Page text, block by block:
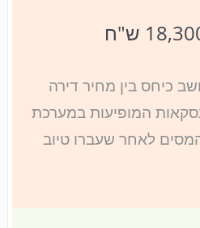
כיחס בין מחיר דירה
המופיעות במערכת
לאחר שעברו טיוב